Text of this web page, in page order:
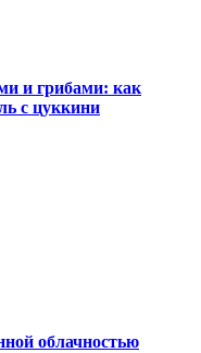
и грибами: как
с цуккини
облачностью